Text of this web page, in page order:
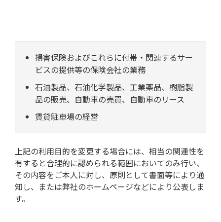
損害保険およびこれらに付帯・関連するサー
ビスの提供等の保険会社の業務
石油製品、石油化学製品、工業薬品、樹脂製
品の販売、自動車の売買、自動車のリース
賃貸駐車場の経営
上記の利用目的を変更する場合には、相当の関連性を
有すると合理的に認められる範囲においてのみ行い、
その内容をご本人に対し、原則として書面等により通
知し、または弊社のホームページなどにより公表しま
す。